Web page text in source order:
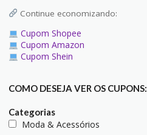
Continue economizando:
Cupom Shopee
Cupom Amazon
Cupom Shein
COMO DESEJA VER OS CUPONS:
Categorias
Moda & Acessórios